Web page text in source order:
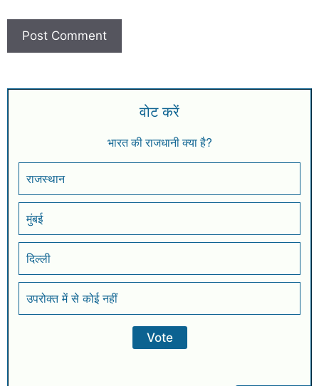
वोट करें
भारत की राजधानी क्या है?
राजस्थान
मुंबई
दिल्ली
उपरोक्त में से कोई नहीं